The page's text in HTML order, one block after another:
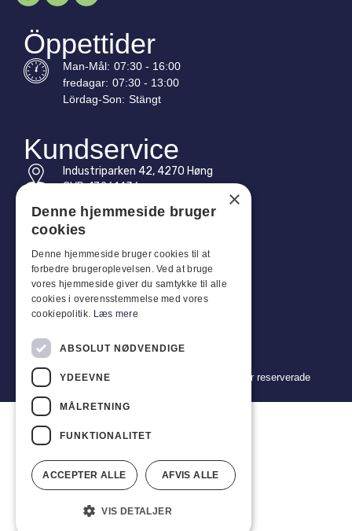
Öppettider
Man-Mål: 07:30 - 16:00
fredagar: 07:30 - 13:00
Lördag-Son: Stängt
Kundservice
Industriparken 42, 4270 Høng
CVR: 17261436
Tel: +45 4396 4122
Snabblänkar
Integritetspolicy
Försäljnings- och leveransvillkor
Copyright 2024 © Viggo Bendz. Alla rättigheter reserverade
×
Denne hjemmeside bruger
cookies
Denne hjemmeside bruger cookies til at
forbedre brugeroplevelsen. Ved at bruge
vores hjemmeside giver du samtykke til alle
cookies i overensstemmelse med vores
cookiepolitik. Læs mere
ABSOLUT NØDVENDIGE
YDEEVNE
MÅLRETNING
FUNKTIONALITET
ACCEPTER ALLE AFVIS ALLE
VIS DETALJER